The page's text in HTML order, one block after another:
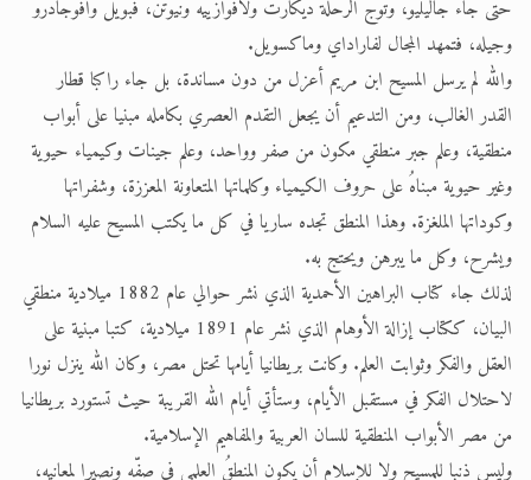
حتى جاء جاليليو، وتوج الرحلة ديكارت ولافوازييه ونيوتن، فبويل وأفوجادرو
وجيله، فتمهد المجال لفاراداي وماكسويل.
والله لم يرسل المسيح ابن مريم أعزل من دون مساندة، بل جاء راكبا قطار
القدر الغالب، ومن التدعيم أن يجعل التقدم العصري بكامله مبنيا على أبواب
منطقية، وعلم جبر منطقي مكون من صفر وواحد، وعلم جينات وكيمياء حيوية
وغير حيوية مبناهُ على حروف الكيمياء وكلماتها المتعاونة المعززة، وشفراتها
وكوداتها الملغزة. وهذا المنطق تجده ساريا في كل ما يكتب المسيح عليه السلام
ويشرح، وكل ما يبرهن ويحتج به.
لذلك جاء كتاب البراهين الأحمدية الذي نشر حوالي عام 1882 ميلادية منطقي
البيان، ككتاب إزالة الأوهام الذي نشر عام 1891 ميلادية، كتبا مبنية على
العقل والفكر وثوابت العلم. وكانت بريطانيا أيامها تحتل مصر، وكان الله ينزل نورا
لاحتلال الفكر في مستقبل الأيام، وستأتي أيام الله القريبة حيث تستورد بريطانيا
من مصر الأبواب المنطقية للسان العربية والمفاهيم الإسلامية.
وليس ذنبا للمسيح ولا للإسلام أن يكون المنطقُ العلمي في صفِّه ونصيرا لمعانيه،